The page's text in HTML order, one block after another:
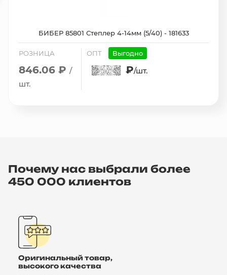
БИБЕР 85801 Степлер 4-14мм (5/40) - 181633
РОЗНИЦА
846.06 ₽ /
шт.
ОПТ Выгодно
₽/шт.
Почему нас выбрали более
450 000 клиентов
Оригинальный товар,
высокого качества